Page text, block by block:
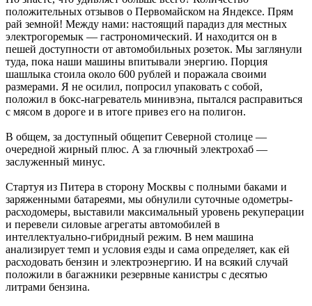
положительных отзывов о Первомайском на Яндексе. Прям
рай земной! Между нами: настоящий парадиз для местных
электрогоремык — гастрономический. И находится он в
пешей доступности от автомобильных розеток. Мы заглянули
туда, пока наши машины впитывали энергию. Порция
шашлыка стоила около 600 рублей и поражала своими
размерами. Я не осилил, попросил упаковать с собой,
положил в бокс-нагреватель минивэна, пытался расправиться
с мясом в дороге и в итоге привез его на полигон.
В общем, за доступный общепит ­Северной столице —
очередной жирный плюс. А за глючный электрохаб —
заслуженный минус.
Стартуя из Питера в сторону Москвы с полными баками и
заряженными батареями, мы обнулили суточные одометры-
расходомеры, выставили максимальный уровень рекуперации
и перевели силовые агрегаты автомобилей в
интеллектуально-гибридный режим. В нем машина
анализирует темп и условия езды и сама определяет, как ей
расходовать бензин и электроэнергию. И на всякий случай
положили в багажники резервные канистры с десятью
литрами бензина.